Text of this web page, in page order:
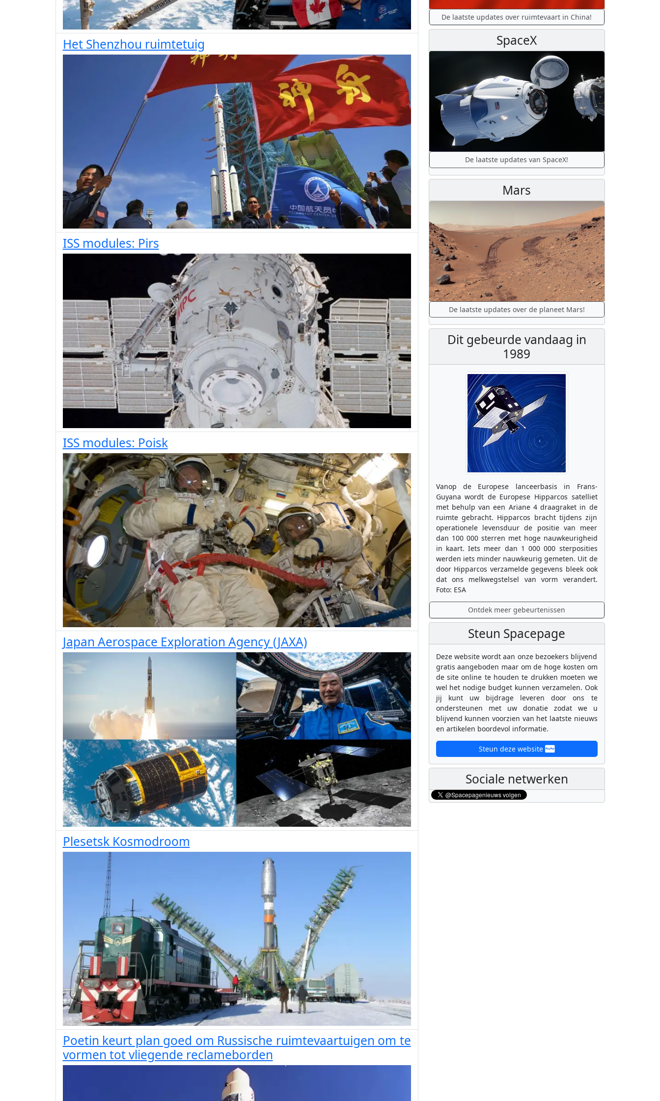
Het Shenzhou ruimtetuig
ISS modules: Pirs
ISS modules: Poisk
Japan Aerospace Exploration Agency (JAXA)
Plesetsk Kosmodroom
Poetin keurt plan goed om Russische ruimtevaartuigen om te
vormen tot vliegende reclameborden
De laatste updates over ruimtevaart in China!
SpaceX
De laatste updates van SpaceX!
Mars
De laatste updates over de planeet Mars!
Dit gebeurde vandaag in
1989
Vanop de Europese lanceerbasis in Frans-
Guyana wordt de Europese Hipparcos satelliet
met behulp van een Ariane 4 draagraket in de
ruimte gebracht. Hipparcos bracht tijdens zijn
operationele levensduur de positie van meer
dan 100 000 sterren met hoge nauwkeurigheid
in kaart. Iets meer dan 1 000 000 sterposities
werden iets minder nauwkeurig gemeten. Uit de
door Hipparcos verzamelde gegevens bleek ook
dat ons melkwegstelsel van vorm verandert.
Foto: ESA
Ontdek meer gebeurtenissen
Steun Spacepage
Deze website wordt aan onze bezoekers blijvend
gratis aangeboden maar om de hoge kosten om
de site online te houden te drukken moeten we
wel het nodige budget kunnen verzamelen. Ook
jij kunt uw bijdrage leveren door ons te
ondersteunen met uw donatie zodat we u
blijvend kunnen voorzien van het laatste nieuws
en artikelen boordevol informatie.
Steun deze website
Sociale netwerken